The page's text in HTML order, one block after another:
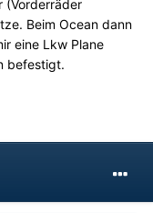
(Vorderräder
Beim Ocean dann
eine Lkw Plane
befestigt.